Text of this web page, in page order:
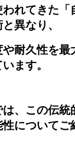
れてきた「
異なり、
耐久性を最
ます。
、この伝統
についてご